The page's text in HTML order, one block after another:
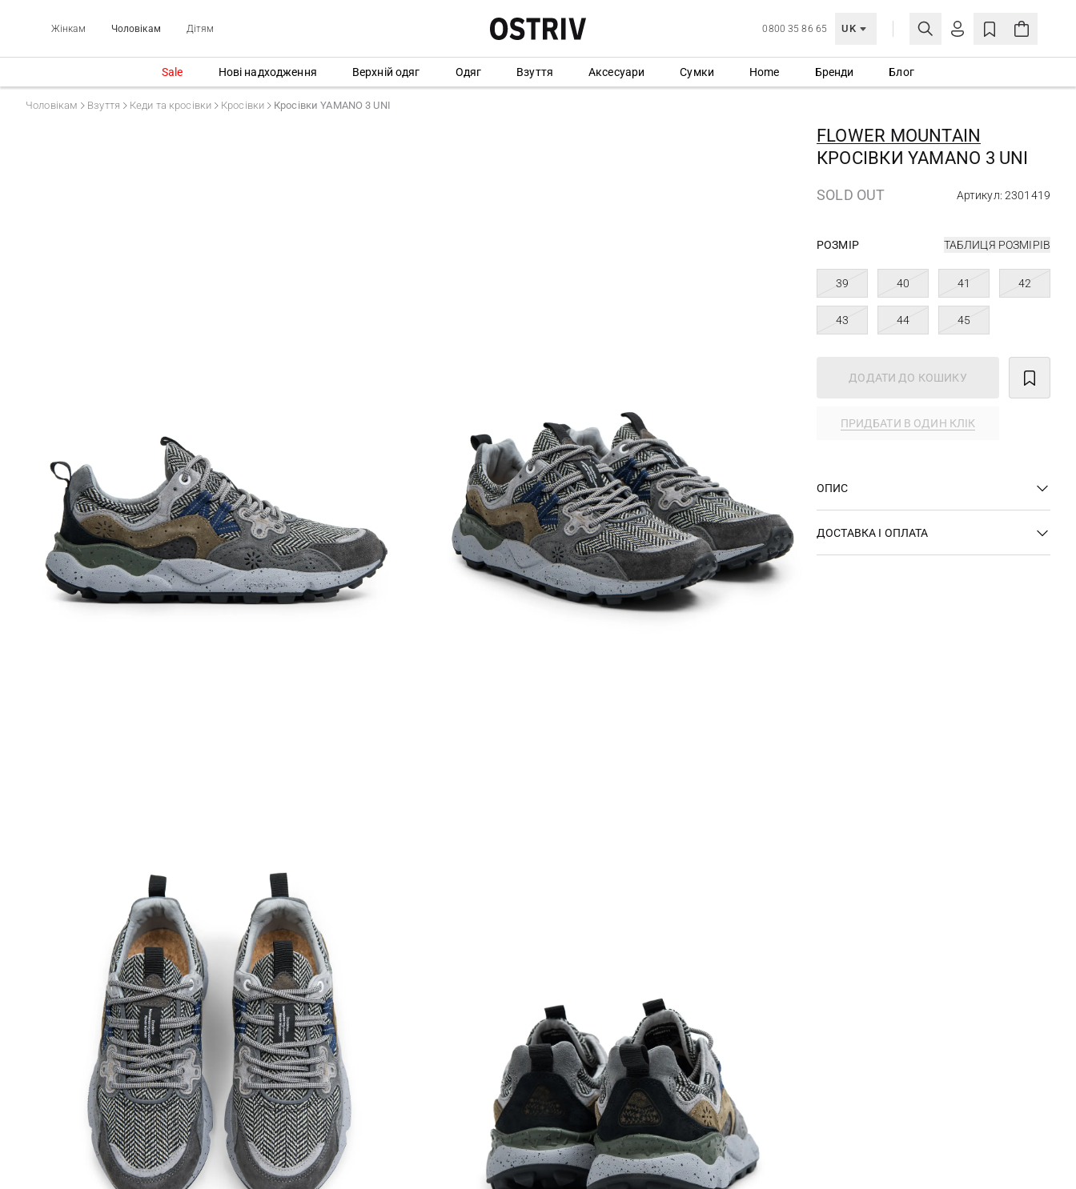
Жінкам Чоловікам Дітям 0800 35 86 65 UK
МОЯ ОБЛІКІВКА
Ще не зареєстровані?
СТВОРИТИ ОБЛІКІВКУ
Sale Нові надходження Верхній одяг Одяг Взуття Аксесуари Сумки Home Бренди Блог
Чоловікам Взуття Кеди та кросівки Кросівки Кросівки YAMANO 3 UNI
FLOWER MOUNTAIN
КРОСІВКИ YAMANO 3 UNI
SOLD OUT Артикул: 2301419
РОЗМІР ТАБЛИЦЯ РОЗМІРІВ
39 40 41 42
43 44 45
ДОДАТИ ДО КОШИКУ
ПРИДБАТИ В ОДИН КЛІК
ОПИС
ДОСТАВКА І ОПЛАТА